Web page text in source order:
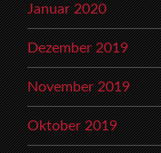
Januar 2020
Dezember 2019
November 2019
Oktober 2019